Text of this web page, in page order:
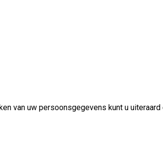
van uw persoonsgegevens kunt u